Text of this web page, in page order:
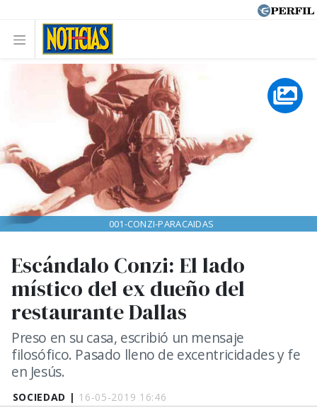
SOCIEDAD | 16-05-2019 16:46
Escándalo Conzi: El lado
místico del ex dueño del
restaurante Dallas
Preso en su casa, escribió un mensaje
filosófico. Pasado lleno de excentricidades y fe
en Jesús.
001-CONZI-PARACAIDAS